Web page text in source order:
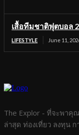
เสื้อทีมชาติฟุตบอล
LIFESTYLE June 11,
The Explor - ที่จะพาคุ
ล่าสุด ท่องเที่ยว ลงทุน